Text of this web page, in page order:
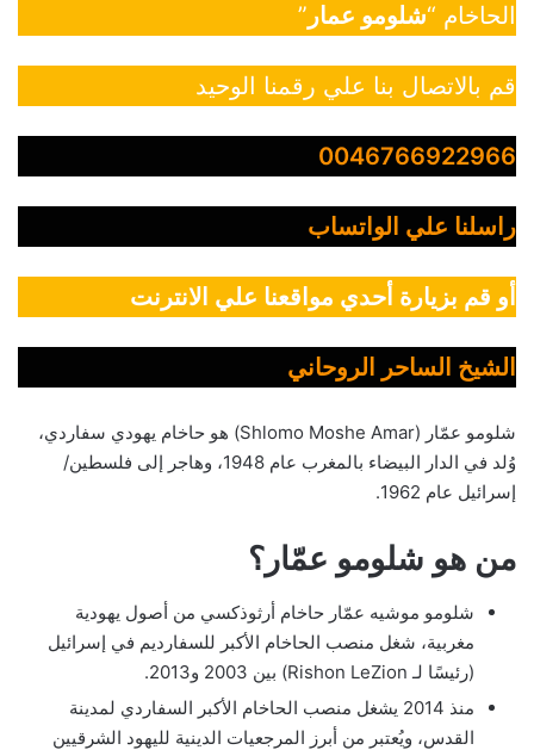
الحاخام “شلومو عمار ”
قم بالاتصال بنا علي رقمنا الوحيد
0046766922966
راسلنا علي الواتساب
أو قم بزيارة أحدي مواقعنا علي الانترنت
الشيخ الساحر الروحاني
شلومو عمّار (Shlomo Moshe Amar) هو حاخام يهودي سفاردي،
وُلد في الدار البيضاء بالمغرب عام 1948، وهاجر إلى فلسطين/
إسرائيل عام 1962.
من هو شلومو عمّار؟
شلومو موشيه عمّار حاخام أرثوذكسي من أصول يهودية
مغربية، شغل منصب الحاخام الأكبر للسفارديم في إسرائيل
(رئيسًا لـ Rishon LeZion) بين 2003 و2013.
منذ 2014 يشغل منصب الحاخام الأكبر السفاردي لمدينة
القدس، ويُعتبر من أبرز المرجعيات الدينية لليهود الشرقيين